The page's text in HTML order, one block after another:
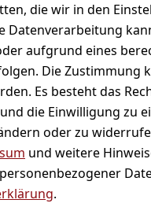
die wir in den
Datenverarbeitung
aufgrund eines
Die Zustimmung
Es besteht das
die Einwilligung zu
oder zu
und weitere
.
widerrufen